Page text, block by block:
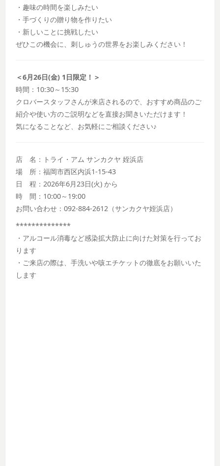
・趣味の時間を楽しみたい
・手づくりの贈り物を作りたい
・新しいことに挑戦したい
ぜひこの機会に、刺しゅうの世界をお楽しみください！
＜6月26日(金) 1日限定！＞
時間：10:30～15:30
クロバースタッフさんが来店されるので、おすすめ商品のご
紹介や使い方のご説明などを直接お聞きいただけます！
気になることなど、お気軽にご相談ください♪
店 名：トライ・アム サンカクヤ 姪浜店
場 所：福岡市西区内浜1-15-43
日 程：2026年6月23日(火) から
時 間：10:00～19:00
お問い合わせ：092-884-2612（サンカクヤ姪浜店）
**************
・アルコール消毒など感染拡大防止に向けた対策を行ってお
ります
・ご来店の際は、手洗いや咳エチケットの徹底をお願いいた
します